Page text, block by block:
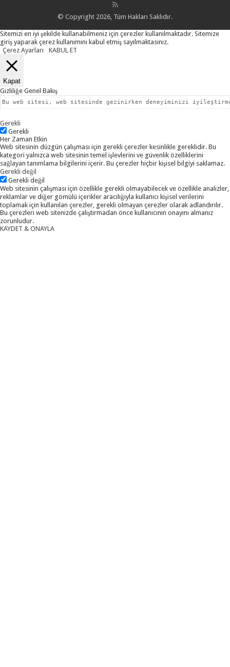
© Copyright 2026, Tüm Hakları Saklıdır.
Sitemizi en iyi şekilde kullanabilmeniz için çerezler kullanılmaktadır. Sitemize
giriş yaparak çerez kullanımını kabul etmiş sayılmaktasınız.
Çerez Ayarları
KABUL ET
Kapat
Gizliliğe Genel Bakış
Bu web sitesi, web sitesinde gezinirken deneyiminizi
Gerekli
Gerekli
Her Zaman Etkin
Web sitesinin düzgün çalışması için gerekli çerezler kesinlikle gereklidir. Bu
kategori yalnızca web sitesinin temel işlevlerini ve güvenlik özelliklerini
sağlayan tanımlama bilgilerini içerir. Bu çerezler hiçbir kişisel bilgiyi saklamaz.
Gerekli değil
Gerekli değil
Web sitesinin çalışması için özellikle gerekli olmayabilecek ve özellikle analizler,
reklamlar ve diğer gömülü içerikler aracılığıyla kullanıcı kişisel verilerini
toplamak için kullanılan çerezler, gerekli olmayan çerezler olarak adlandırılır.
Bu çerezleri web sitenizde çalıştırmadan önce kullanıcının onayını almanız
zorunludur.
KAYDET & ONAYLA